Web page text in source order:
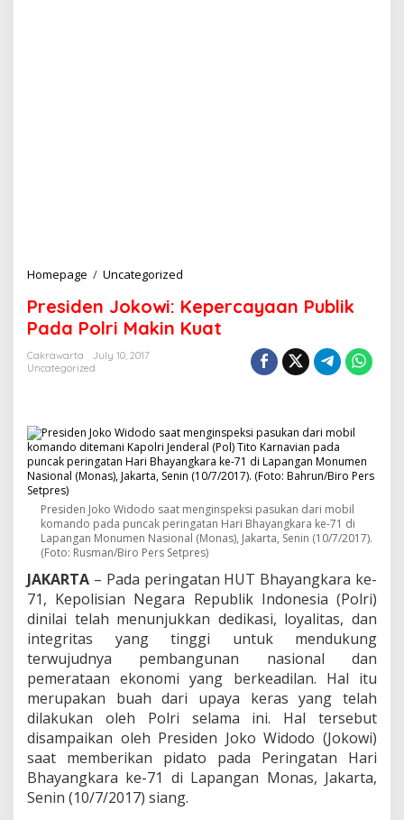
Homepage / Uncategorized
e
s
i
k
o
w
i
K
e
p
r
c
a
a
a
n
P
b
l
i
P
a
Presiden Jokowi: Kepercayaan Publik
Pada Polri Makin Kuat
Cakrawarta
July 10, 2017
Uncategorized
Presiden Joko Widodo saat menginspeksi pasukan dari mobil
komando pada puncak peringatan Hari Bhayangkara ke-71 di
Lapangan Monumen Nasional (Monas), Jakarta, Senin (10/7/2017).
(Foto: Rusman/Biro Pers Setpres)
JAKARTA – Pada peringatan HUT Bhayangkara ke-
71, Kepolisian Negara Republik Indonesia (Polri)
dinilai telah menunjukkan dedikasi, loyalitas, dan
integritas yang tinggi untuk mendukung
terwujudnya pembangunan nasional dan
pemerataan ekonomi yang berkeadilan. Hal itu
merupakan buah dari upaya keras yang telah
dilakukan oleh Polri selama ini. Hal tersebut
disampaikan oleh Presiden Joko Widodo (Jokowi)
saat memberikan pidato pada Peringatan Hari
Bhayangkara ke-71 di Lapangan Monas, Jakarta,
Senin (10/7/2017) siang.